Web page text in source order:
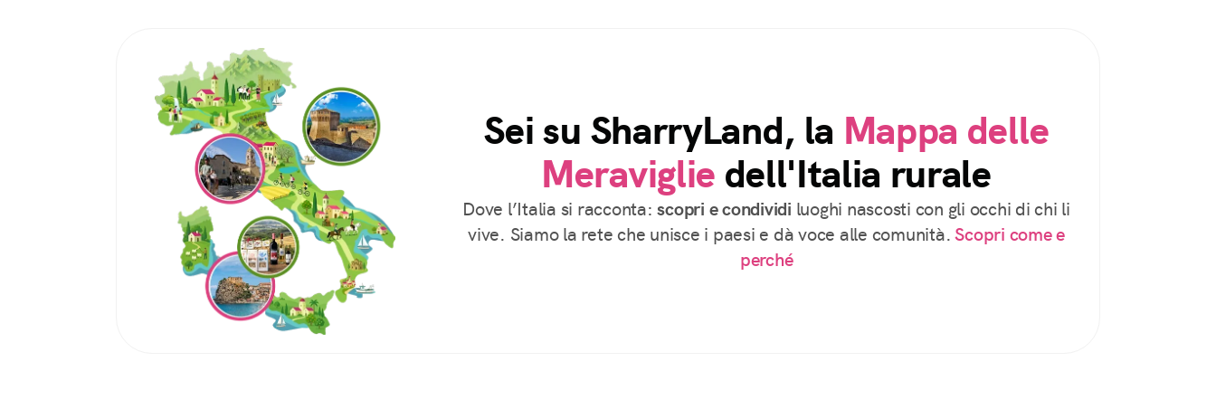
Sei su SharryLand, la Mappa delle
Meraviglie dell'Italia rurale
Dove l’Italia si racconta:scopri e condividi luoghi nascosti con gli occhi di chi li
vive. Siamo la rete che unisce i paesi e dà voce alle comunità. Scopri come e
perché